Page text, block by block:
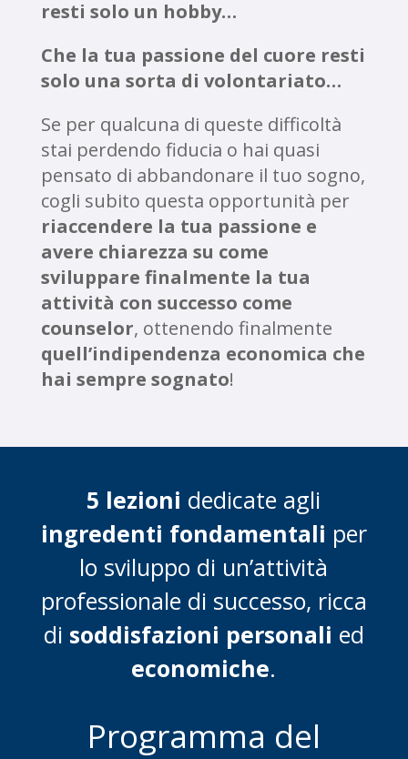
resti solo un hobby…
Che la tua passione del cuore resti
solo una sorta di volontariato…
Se per qualcuna di queste difficoltà
stai perdendo fiducia o hai quasi
pensato di abbandonare il tuo sogno,
cogli subito questa opportunità per
riaccendere la tua passione e
avere chiarezza su come
sviluppare finalmente la tua
attività con successo come
counselor, ottenendo finalmente
quell’indipendenza economica che
hai sempre sognato!
5 lezioni dedicate agli
ingredenti fondamentali per
lo sviluppo di un’attività
professionale di successo, ricca
di soddisfazioni personali ed
economiche.
Programma del